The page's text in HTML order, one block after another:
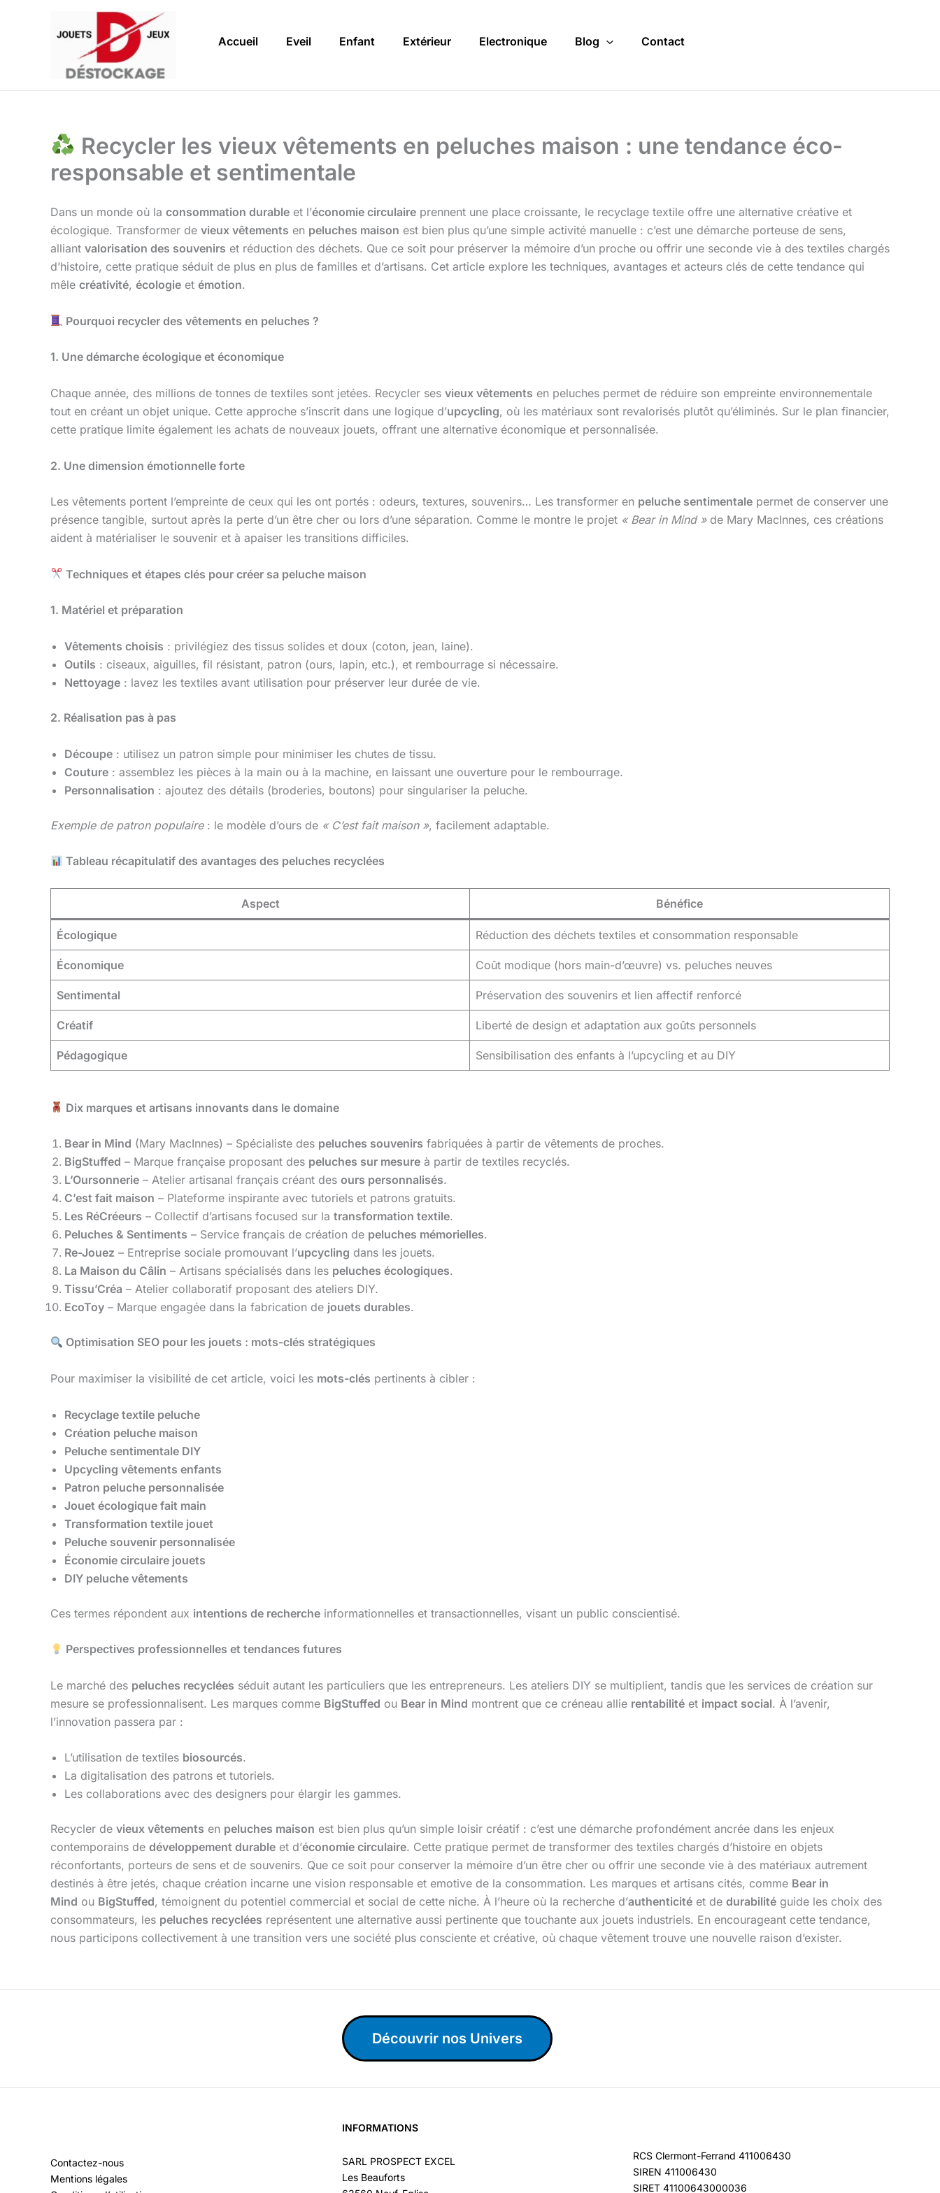
Accueil Eveil Enfant Extérieur Electronique Blog Contact
Recycler les vieux vêtements en peluches maison : une tendance éco-
responsable et sentimentale
Dans un monde où la consommation durable et l’économie circulaire prennent une place croissante, le recyclage textile offre une alternative créative et
écologique. Transformer de vieux vêtements en peluches maison est bien plus qu’une simple activité manuelle : c’est une démarche porteuse de sens,
alliant valorisation des souvenirs et réduction des déchets. Que ce soit pour préserver la mémoire d’un proche ou offrir une seconde vie à des textiles chargés
d’histoire, cette pratique séduit de plus en plus de familles et d’artisans. Cet article explore les techniques, avantages et acteurs clés de cette tendance qui
mêle créativité, écologie et émotion.
Pourquoi recycler des vêtements en peluches ?
1. Une démarche écologique et économique
Chaque année, des millions de tonnes de textiles sont jetées. Recycler ses vieux vêtements en peluches permet de réduire son empreinte environnementale
tout en créant un objet unique. Cette approche s’inscrit dans une logique d’upcycling, où les matériaux sont revalorisés plutôt qu’éliminés. Sur le plan financier,
cette pratique limite également les achats de nouveaux jouets, offrant une alternative économique et personnalisée.
2. Une dimension émotionnelle forte
Les vêtements portent l’empreinte de ceux qui les ont portés : odeurs, textures, souvenirs… Les transformer en peluche sentimentale permet de conserver une
présence tangible, surtout après la perte d’un être cher ou lors d’une séparation. Comme le montre le projet « Bear in Mind »de Mary MacInnes, ces créations
aident à matérialiser le souvenir et à apaiser les transitions difficiles.
Techniques et étapes clés pour créer sa peluche maison
1. Matériel et préparation
Vêtements choisis : privilégiez des tissus solides et doux (coton, jean, laine).
Outils : ciseaux, aiguilles, fil résistant, patron (ours, lapin, etc.), et rembourrage si nécessaire.
Nettoyage : lavez les textiles avant utilisation pour préserver leur durée de vie.
2. Réalisation pas à pas
Découpe : utilisez un patron simple pour minimiser les chutes de tissu.
Couture : assemblez les pièces à la main ou à la machine, en laissant une ouverture pour le rembourrage.
Personnalisation : ajoutez des détails (broderies, boutons) pour singulariser la peluche.
Exemple de patron populaire: le modèle d’ours de « C’est fait maison », facilement adaptable.
Tableau récapitulatif des avantages des peluches recyclées
Aspect Bénéfice
Écologique Réduction des déchets textiles et consommation responsable
Économique Coût modique (hors main-d’œuvre) vs. peluches neuves
Sentimental Préservation des souvenirs et lien affectif renforcé
Créatif Liberté de design et adaptation aux goûts personnels
Pédagogique Sensibilisation des enfants à l’upcycling et au DIY
Dix marques et artisans innovants dans le domaine
Bear in Mind (Mary MacInnes) – Spécialiste des peluches souvenirs fabriquées à partir de vêtements de proches.
BigStuffed – Marque française proposant des peluches sur mesure à partir de textiles recyclés.
L’Oursonnerie – Atelier artisanal français créant des ours personnalisés.
C’est fait maison – Plateforme inspirante avec tutoriels et patrons gratuits.
Les RéCréeurs – Collectif d’artisans focused sur la transformation textile.
Peluches & Sentiments – Service français de création de peluches mémorielles.
Re-Jouez – Entreprise sociale promouvant l’upcycling dans les jouets.
La Maison du Câlin – Artisans spécialisés dans les peluches écologiques.
Tissu’Créa – Atelier collaboratif proposant des ateliers DIY.
EcoToy – Marque engagée dans la fabrication de jouets durables.
Optimisation SEO pour les jouets : mots-clés stratégiques
Pour maximiser la visibilité de cet article, voici les mots-clés pertinents à cibler :
Recyclage textile peluche
Création peluche maison
Peluche sentimentale DIY
Upcycling vêtements enfants
Patron peluche personnalisée
Jouet écologique fait main
Transformation textile jouet
Peluche souvenir personnalisée
Économie circulaire jouets
DIY peluche vêtements
Ces termes répondent aux intentions de recherche informationnelles et transactionnelles, visant un public conscientisé.
Perspectives professionnelles et tendances futures
Le marché des peluches recyclées séduit autant les particuliers que les entrepreneurs. Les ateliers DIY se multiplient, tandis que les services de création sur
mesure se professionnalisent. Les marques comme BigStuffed ou Bear in Mind montrent que ce créneau allie rentabilité et impact social. À l’avenir,
l’innovation passera par :
L’utilisation de textiles biosourcés.
La digitalisation des patrons et tutoriels.
Les collaborations avec des designers pour élargir les gammes.
Recycler de vieux vêtements en peluches maison est bien plus qu’un simple loisir créatif : c’est une démarche profondément ancrée dans les enjeux
contemporains de développement durable et d’économie circulaire. Cette pratique permet de transformer des textiles chargés d’histoire en objets
réconfortants, porteurs de sens et de souvenirs. Que ce soit pour conserver la mémoire d’un être cher ou offrir une seconde vie à des matériaux autrement
destinés à être jetés, chaque création incarne une vision responsable et emotive de la consommation. Les marques et artisans cités, comme Bear in
Mind ou BigStuffed, témoignent du potentiel commercial et social de cette niche. À l’heure où la recherche d’authenticité et de durabilité guide les choix des
consommateurs, les peluches recyclées représentent une alternative aussi pertinente que touchante aux jouets industriels. En encourageant cette tendance,
nous participons collectivement à une transition vers une société plus consciente et créative, où chaque vêtement trouve une nouvelle raison d’exister.
Découvrir nos Univers
Contactez-nous
Mentions légales
INFORMATIONS
SARL PROSPECT EXCEL
Les Beauforts
RCS Clermont-Ferrand 411006430
SIREN 411006430
SIRET 41100643000036